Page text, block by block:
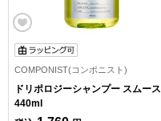
COMPONIST(コンポニスト)
ドリポロジーシャンプー スムース
440ml